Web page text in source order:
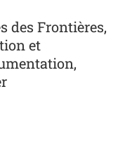
des Frontières,
et